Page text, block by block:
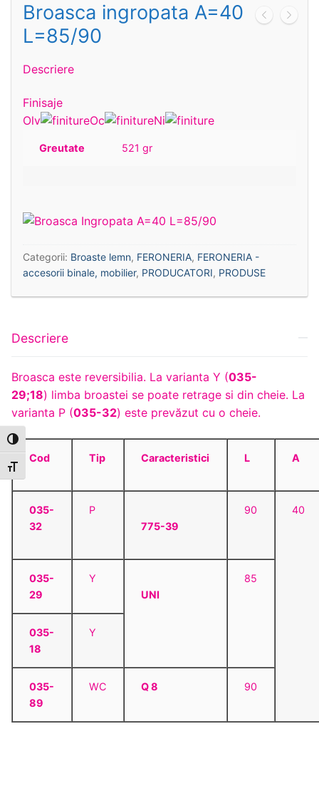
Toggle High Contrast
Toggle Font size
Broasca ingropata A=40
L=85/90
Descriere
Finisaje
Olv
Oc Ni
Greutate 521 gr
Categorii: Broaste lemn, FERONERIA, FERONERIA -
accesorii binale, mobilier, PRODUCATORI, PRODUSE
Descriere
Broasca este reversibilia. La varianta Y (035-
29;18) limba broastei se poate retrage si din cheie. La
varianta P (035-32) este prevăzut cu o cheie.
Cod Tip Caracteristici L A
035-
32
P
775-39
90 40
035-
29
Y
UNI
85
035-
18
Y
035-
89
WC Q 8 90